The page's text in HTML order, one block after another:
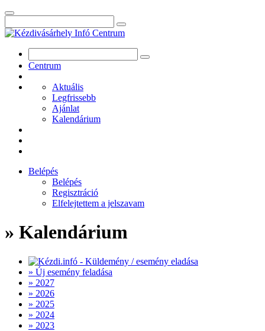
Centrum
Aktuális
Legfrissebb
Ajánlat
Kalendárium
Belépés
Belépés
Regisztráció
Elfelejtettem a jelszavam
» Kalendárium
» Új esemény feladása
» 2027
» 2026
» 2025
» 2024
» 2023